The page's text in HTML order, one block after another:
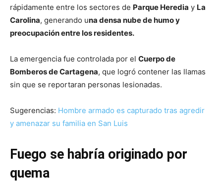
rápidamente entre los sectores de Parque Heredia y La
Carolina, generando una densa nube de humo y
preocupación entre los residentes.
La emergencia fue controlada por el Cuerpo de
Bomberos de Cartagena, que logró contener las llamas
sin que se reportaran personas lesionadas.
Sugerencias: Hombre armado es capturado tras agredir
y amenazar su familia en San Luis
Fuego se habría originado por
quema